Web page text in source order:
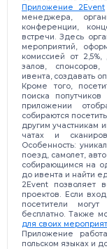
Приложение 2Event
менеджера,
конференции,
встречи. Здесь
мероприятий,
комиссией от
залов, спонсоров,
ивента, создавать
Кроме того,
поиска
приложении
собираются
другим участникам
чатах и
Особенность:
поезд, самолет,
собирающимся на
до ивента и найти
2Event позволяет
проектов. Если
посетители
бесплатно. Также
для своих
Приложение
польском языках и